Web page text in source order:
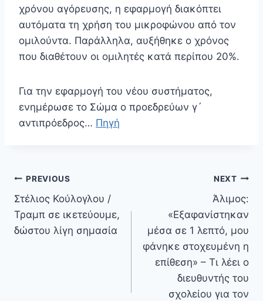
χρόνου αγόρευσης, η εφαρμογή διακόπτει
αυτόματα τη χρήση του μικροφώνου από τον
ομιλούντα. Παράλληλα, αυξήθηκε ο χρόνος
που διαθέτουν οι ομιλητές κατά περίπου 20%.
Για την εφαρμογή του νέου συστήματος,
ενημέρωσε το Σώμα ο προεδρεύων γ´
αντιπρόεδρος… Πηγή
Πλοήγηση
άρθρων
PREVIOUS
Στέλιος Κούλογλου /
Τραμπ σε ικετεύουμε,
δώστου λίγη σημασία
NEXT
Άλιμος:
«Εξαφανίστηκαν
μέσα σε 1 λεπτό, μου
φάνηκε στοχευμένη η
επίθεση» – Τι λέει ο
διευθυντής του
σχολείου για τον